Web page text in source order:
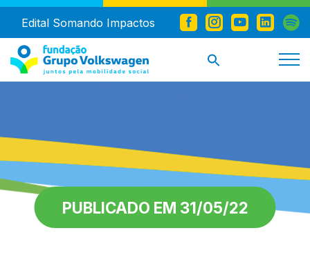
Edital Somando Impactos
PUBLICADO EM 31/05/22